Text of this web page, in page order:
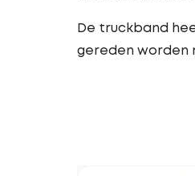
De truckband
gereden worden